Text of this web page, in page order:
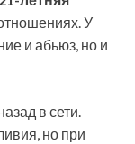
У
и абьюз, но и
в сети.
но при